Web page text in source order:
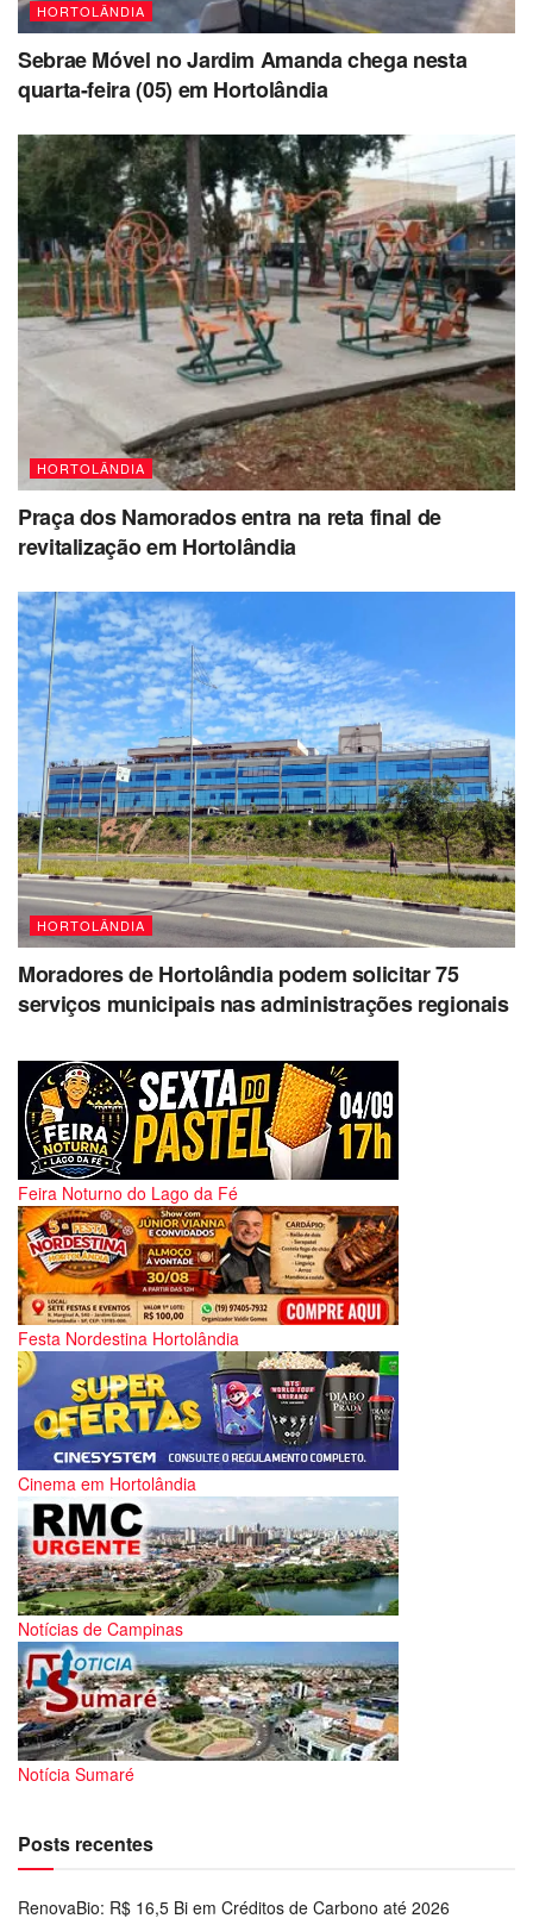
HORTOLÂNDIA
Sebrae Móvel no Jardim Amanda chega nesta
quarta-feira (05) em Hortolândia
HORTOLÂNDIA
Praça dos Namorados entra na reta final de
revitalização em Hortolândia
HORTOLÂNDIA
Moradores de Hortolândia podem solicitar 75
serviços municipais nas administrações regionais
Feira Noturno do Lago da Fé
Festa Nordestina Hortolândia
Cinema em Hortolândia
Notícias de Campinas
Notícia Sumaré
Posts recentes
RenovaBio: R$ 16,5 Bi em Créditos de Carbono até 2026